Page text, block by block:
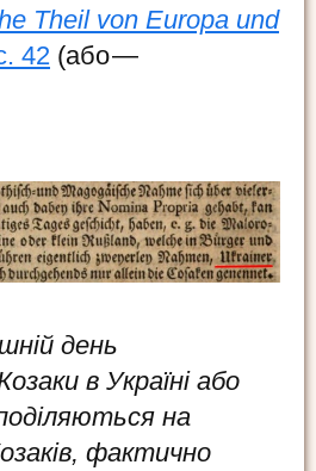
Theil von Europa und
42 (або —
день
в Україні або
на
фактично